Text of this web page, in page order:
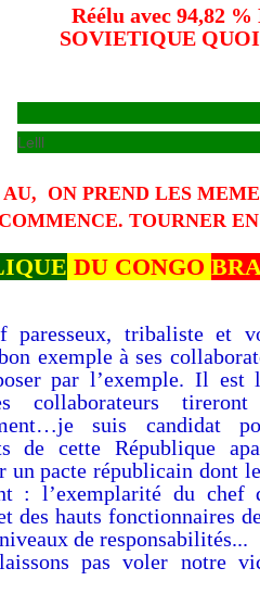
Réélu avec 94,82
SOVIETIQUE
Lelll
AU, ON PREND LES
TOURNER
DU CONGO
paresseux, tribaliste et
exemple à ses
par l’exemple. Il est
collaborateurs
suis candidat
de cette République
un pacte républicain dont
: l’exemplarité du chef
des hauts fonctionnaires
de responsabilités...
pas voler notre